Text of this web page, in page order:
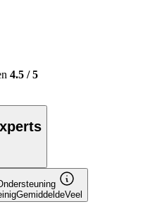
4.5 /5
GemiddeldeVeel